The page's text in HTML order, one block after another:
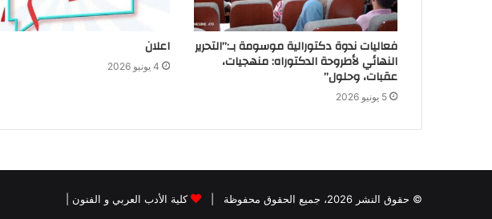
فعاليات ندوة دكتورالية موسومة بـ:”التحرير
النهائي لأطروحة الدكتوراه: منهجيات،
عقبات، وحلول”
5 يونيو 2026
اعلان
4 يونيو 2026
© حقوق النشر 2026، جميع الحقوق محفوظة | كلية الأدب العربي و الفنون